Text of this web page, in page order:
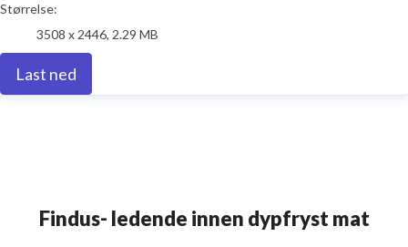
Størrelse:
3508 x 2446, 2.29 MB
Last ned
Findus- ledende innen dypfryst mat